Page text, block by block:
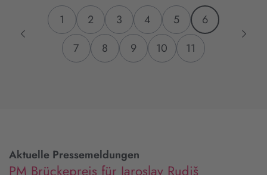
1 2 3 4 5
6
7
8 9 10 11
Aktuelle Pressemeldungen
PM Brückepreis für Jaroslav Rudiš